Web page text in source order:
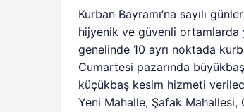
Kurban Bayramı’na sayılı
hijyenik ve güvenli ortamlarda
genelinde 10 ayrı noktada
Cumartesi pazarında
küçükbaş kesim hizmeti
Yeni Mahalle, Şafak